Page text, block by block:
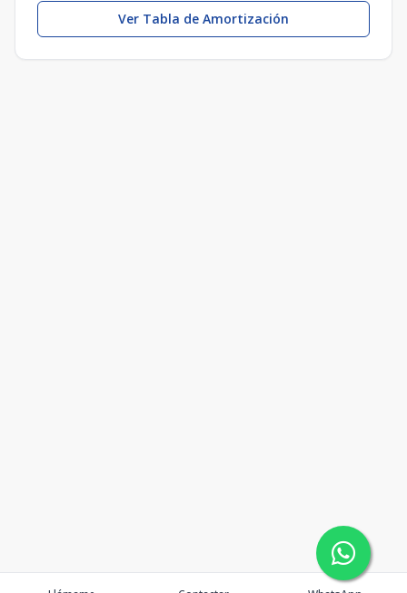
Ver Tabla de Amortización